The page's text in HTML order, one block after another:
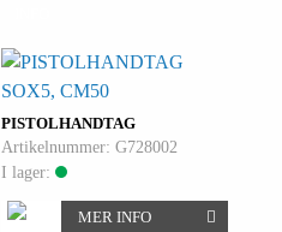
PISTOLHANDTAG
SOX5, CM50
Artikelnummer: G728002
I lager:
MER INFO